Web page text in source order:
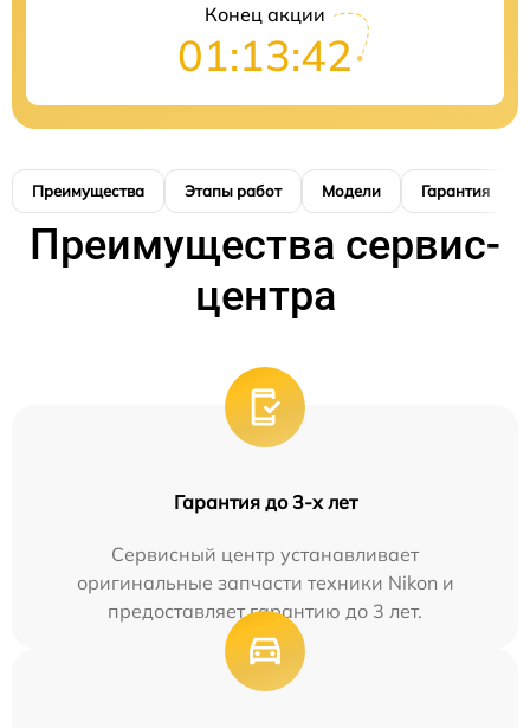
Конец акции
01:13:41
Преимущества Этапы работ Модели Гарантия
Преимущества сервис-
центра
Гарантия до 3-х лет
Сервисный центр устанавливает
оригинальные запчасти техники Nikon и
предоставляет гарантию до 3 лет.